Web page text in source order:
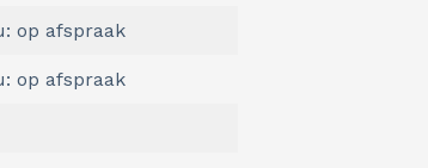
op afspraak
op afspraak